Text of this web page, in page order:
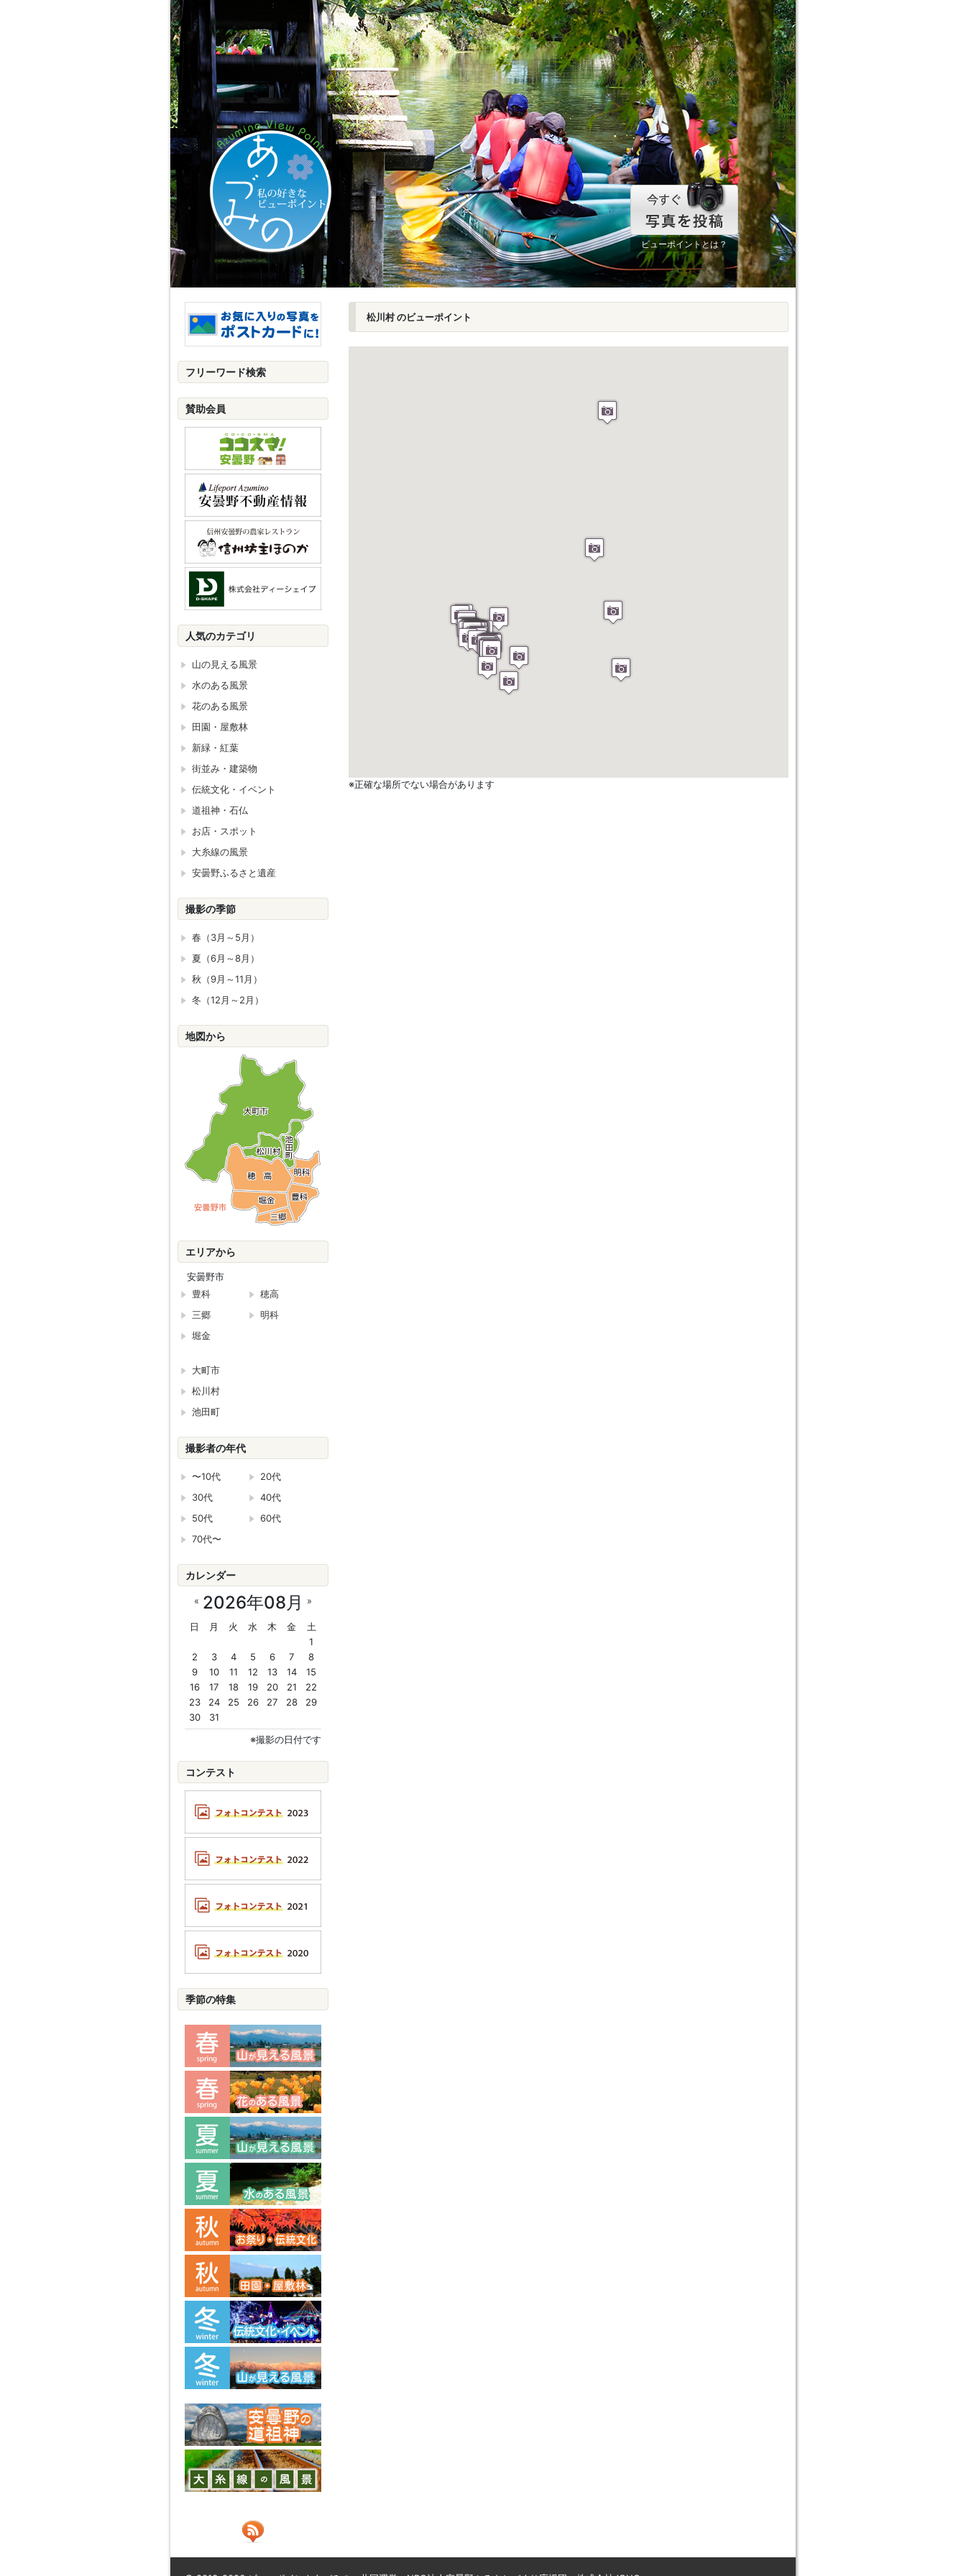
ビューポイントとは？
松川村 のビューポイント
※正確な場所でない場合があります
フリーワード検索
賛助会員
人気のカテゴリ
山の見える風景
水のある風景
花のある風景
田園・屋敷林
新緑・紅葉
街並み・建築物
伝統文化・イベント
道祖神・石仏
お店・スポット
大糸線の風景
安曇野ふるさと遺産
撮影の季節
春（3月～5月）
夏（6月～8月）
秋（9月～11月）
冬（12月～2月）
地図から
エリアから
安曇野市
豊科
穂高
三郷
明科
堀金
大町市
松川村
池田町
撮影者の年代
〜10代
20代
30代
40代
50代
60代
70代〜
カレンダー
2026年08月
« »
日 月 火 水 木 金
土
1
2
3 4 5 6 7
8
9
10 11 12 13 14
15
16
17 18 19 20 21
22
23
24 25 26 27 28
29
30
31
※撮影の日付です
コンテスト
季節の特集